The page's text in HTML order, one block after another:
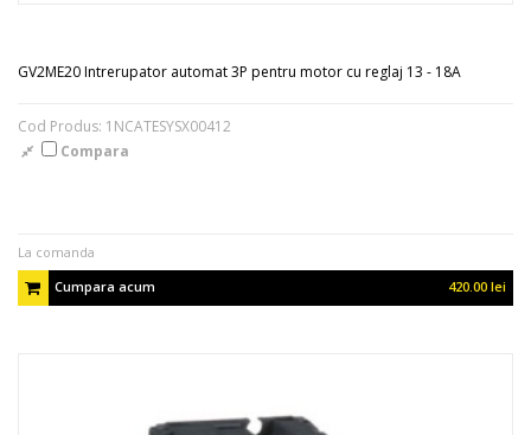
GV2ME20 Intrerupator automat 3P pentru motor cu reglaj 13 - 18A
Cod Produs: 1NCATESYSX00412
Compara
La comanda
Cumpara acum
420.00 lei